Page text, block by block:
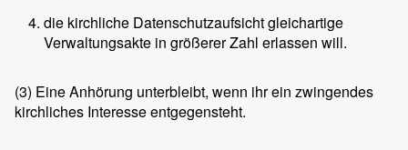
die kirchliche Datenschutzaufsicht gleichartige
Verwaltungsakte in größerer Zahl erlassen will.
(3) Eine Anhörung unterbleibt, wenn ihr ein zwingendes
kirchliches Interesse entgegensteht.